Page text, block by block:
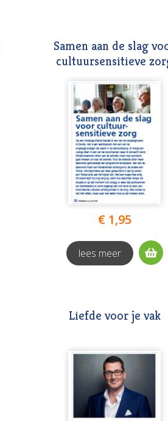
Samen aan de slag
cultuursensitieve
€ 1,95
lees meer
Liefde voor je vak